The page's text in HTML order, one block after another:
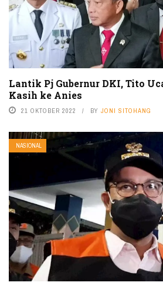
Lantik Pj Gubernur DKI, Tito
Kasih ke Anies
21 OKTOBER 2022 BY JONI SITOHANG
NASIONAL